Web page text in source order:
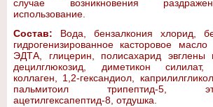
случае возникновения
использование.
Состав: Вода, бензалкония хлорид,
гидрогенизированное касторовое
ЭДТА, глицерин, полисахарид эвглены
децилглюкозид, диметикон силилат,
коллаген, 1,2-гександиол,
пальмитоил трипептид-5,
ацетилгексапептид-8, отдушка.